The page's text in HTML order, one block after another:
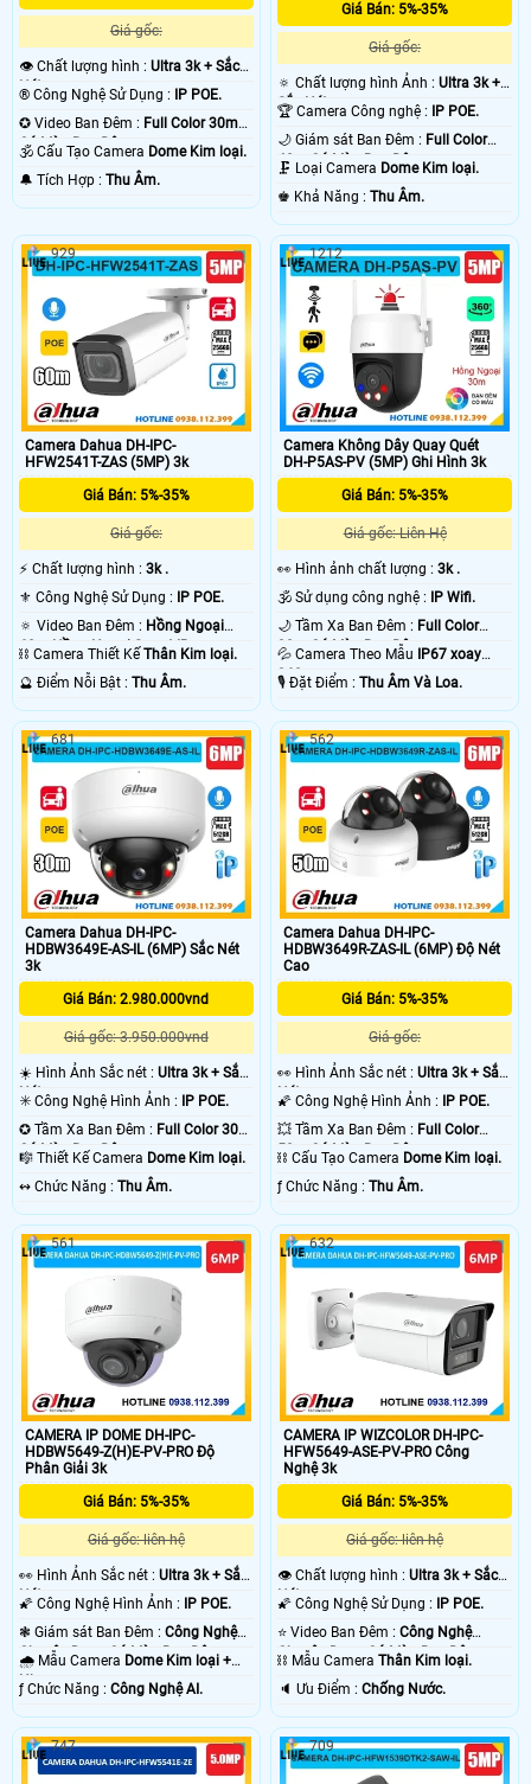
Giá gốc:
👁 Chất lượng hình : Ultra 3k + Sắc
Nét .
®️ Công Nghệ Sử Dụng :
IP POE.
✪ Video Ban Đêm : Full Color 30m
Có Màu Ban Ðêm.
🕉️ Cấu Tạo Camera Dome Kim loại.
️🔔 Tích Hợp : Thu Âm.
Giá Bán: 5%-35%
Giá gốc:
🔅 Chất lượng hình Ảnh :Ultra 3k +
Sắc Nét .
🏆 Camera Công nghệ :
IP POE.
🌙 Giám sát Ban Đêm : Full Color
40m Có Màu Ban Ðêm.
🗜️ Loại Camera Dome Kim loại.
️♚ Khả Năng :Thu Âm.
Camera Dahua DH-IPC-
HFW2541T-ZAS (5MP) 3k
Giá Bán: 5%-35%
Giá gốc:
️⚡ Chất lượng hình : 3k .
⚜️ Công Nghệ Sử Dụng :
IP POE.
🔅 Video Ban Đêm : Hồng Ngoại
60m Hồng Ngoại Smart IR.
⛓ Camera Thiết Kế Thân Kim loại.
️🔮 Điểm Nỗi Bật : Thu Âm.
929
Camera Không Dây Quay Quét
DH-P5AS-PV (5MP) Ghi Hình 3k
Giá Bán: 5%-35%
Giá gốc: Liên Hệ
️👀 Hình ảnh chất lượng :3k .
🕉️ Sử dụng công nghệ :
IP Wifi.
🌙 Tầm Xa Ban Đêm : Full Color
30m Có Màu Ban Ðêm.
💦 Camera Theo Mẫu
IP67 xoay
360.
️🎙 Đặt Điểm :Thu Âm Và Loa.
1212
Camera Dahua DH-IPC-
HDBW3649E-AS-IL (6MP) Sắc Nét
3k
Giá Bán: 2.980.000vnd
Giá gốc: 3.950.000vnd
☀️ Hình Ảnh Sắc nét : Ultra 3k + Sắc
Nét .
✳️ Công Nghệ Hình Ảnh : IP POE.
✪ Tầm Xa Ban Đêm : Full Color 30m
Có Màu Ban Ðêm.
🎼️ Thiết Kế Camera Dome Kim loại.
️↭ Chức Năng : Thu Âm.
681
Camera Dahua DH-IPC-
HDBW3649R-ZAS-IL (6MP) Độ Nét
Cao
Giá Bán: 5%-35%
Giá gốc:
️👀 Hình Ảnh Sắc nét :Ultra 3k + Sắc
Nét .
🌠 Công Nghệ Hình Ảnh : IP POE.
💥 Tầm Xa Ban Đêm : Full Color
50m Có Màu Ban Ðêm.
⛓ Cấu Tạo Camera Dome Kim loại.
️ƒ Chức Năng :Thu Âm.
562
CAMERA IP DOME DH-IPC-
HDBW5649-Z(H)E-PV-PRO Độ
Phân Giải 3k
Giá Bán: 5%-35%
Giá gốc: liên hệ
️👀 Hình Ảnh Sắc nét : Ultra 3k + Sắc
Nét .
🌠 Công Nghệ Hình Ảnh : IP POE.
❃ Giám sát Ban Đêm : Công Nghệ
Chuyên Dụng Có Màu Ban Ðêm.
🌧️ Mẫu Camera Dome Kim loại +
Nhựa.
️ƒ Chức Năng : Công Nghệ AI.
561
CAMERA IP WIZCOLOR DH-IPC-
HFW5649-ASE-PV-PRO Công
Nghệ 3k
Giá Bán: 5%-35%
Giá gốc: liên hệ
👁 Chất lượng hình :Ultra 3k + Sắc
Nét .
🌠 Công Nghệ Sử Dụng : IP POE.
⭐ Video Ban Đêm :Công Nghệ
Chuyên Dụng Có Màu Ban Ðêm.
⛓ Mẫu CameraThân Kim loại.
️🔈 Ưu Điểm :Chống Nước.
632
747 709